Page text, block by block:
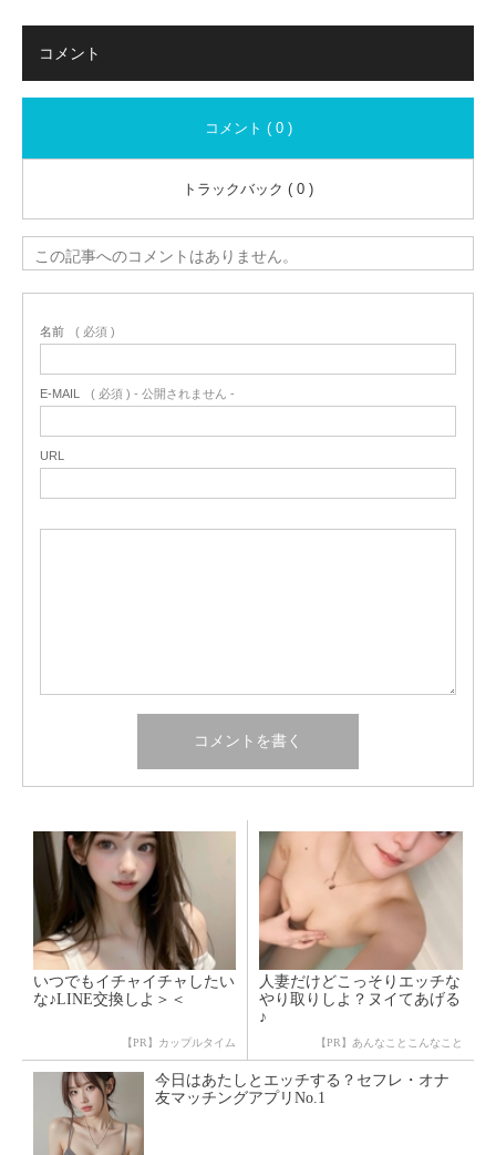
コメント
コメント ( 0 )
トラックバック ( 0 )
この記事へのコメントはありません。
名前 ( 必須 )
E-MAIL ( 必須 ) - 公開されません -
URL